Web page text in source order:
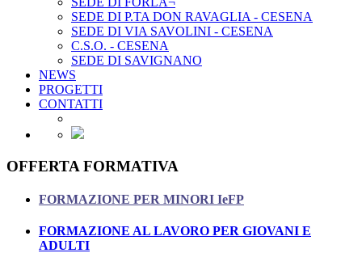
SEDE DI P.TA DON RAVAGLIA - CESENA
SEDE DI VIA SAVOLINI - CESENA
C.S.O. - CESENA
SEDE DI SAVIGNANO
NEWS
PROGETTI
CONTATTI
OFFERTA FORMATIVA
FORMAZIONE PER MINORI IeFP
FORMAZIONE AL LAVORO PER GIOVANI E
ADULTI